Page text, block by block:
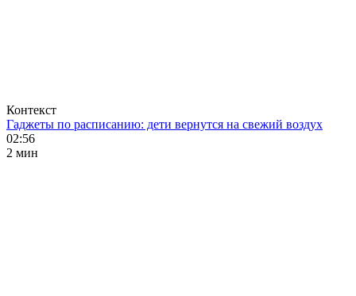
Контекст
Гаджеты по расписанию: дети вернутся на свежий воздух
02:56
2 мин